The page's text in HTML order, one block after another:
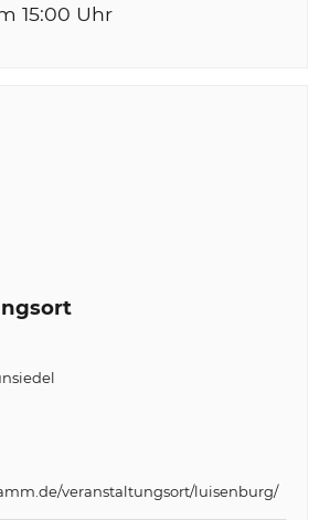
15:00 Uhr
veranstaltungsort/luisenburg/